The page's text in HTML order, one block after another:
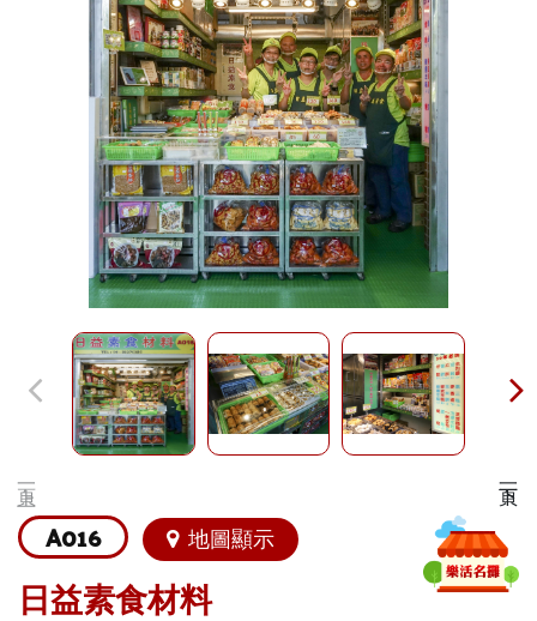
A016 地圖顯示
日益素食材料